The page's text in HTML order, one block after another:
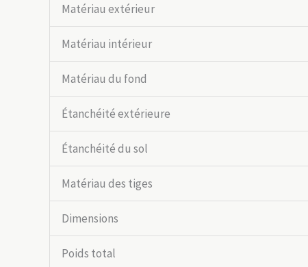
Matériau extérieur
Matériau intérieur
Matériau du fond
Étanchéité extérieure
Étanchéité du sol
Matériau des tiges
Dimensions
Poids total